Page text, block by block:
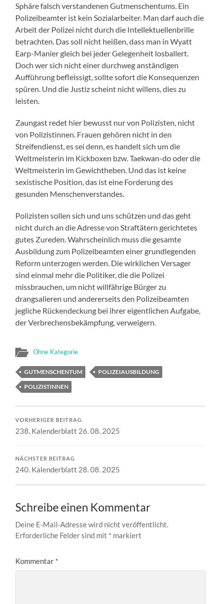
Sphäre falsch verstandenen Gutmenschentums. Ein
Polizeibeamter ist kein Sozialarbeiter. Man darf auch die
Arbeit der Polizei nicht durch die Intellektuellenbrille
betrachten. Das soll nicht heißen, dass man in Wyatt
Earp-Manier gleich bei jeder Gelegenheit losballert.
Doch wer sich nicht einer durchweg anständigen
Aufführung befleissigt, sollte sofort die Konsequenzen
spüren. Und die Justiz scheint nicht willens, dies zu
leisten.
Zaungast redet hier bewusst nur von Polizisten, nicht
von Polizistinnen. Frauen gehören nicht in den
Streifendienst, es sei denn, es handelt sich um die
Weltmeisterin im Kickboxen bzw. Taekwan-do oder die
Weltmeisterin im Gewichtheben. Und das ist keine
sexistische Position, das ist eine Forderung des
gesunden Menschenverstandes.
Polizisten sollen sich und uns schützen und das geht
nicht durch an die Adresse von Straftätern gerichtetes
gutes Zureden. Wahrscheinlich muss die gesamte
Ausbildung zum Polizeibeamten einer grundlegenden
Reform unterzogen werden. Die wirklichen Versager
sind einmal mehr die Politiker, die die Polizei
missbrauchen, um nicht willfährige Bürger zu
drangsalieren und andererseits den Polizeibeamten
jegliche Rückendeckung bei ihrer eigentlichen Aufgabe,
der Verbrechensbekämpfung, verweigern.
Ohne Kategorie
GUTMENSCHENTUM
POLIZEIAUSBILDUNG
POLIZISTINNEN
VORHERIGER BEITRAG
238. Kalenderblatt 26. 08. 2025
NÄCHSTER BEITRAG
240. Kalenderblatt 28. 08. 2025
Schreibe einen Kommentar
Deine E-Mail-Adresse wird nicht veröffentlicht.
Erforderliche Felder sind mit * markiert
Kommentar *